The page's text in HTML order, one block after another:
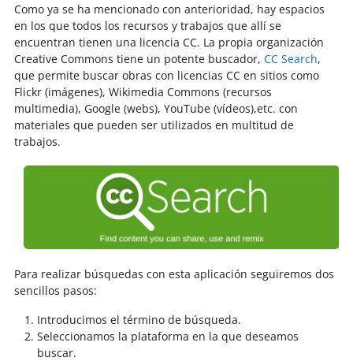
Como ya se ha mencionado con anterioridad, hay espacios
en los que todos los recursos y trabajos que allí se
encuentran tienen una licencia CC. La propia organización
Creative Commons tiene un potente buscador, CC Search,
que permite buscar obras con licencias CC en sitios como
Flickr (imágenes), Wikimedia Commons (recursos
multimedia), Google (webs), YouTube (vídeos),etc. con
materiales que pueden ser utilizados en multitud de
trabajos.
Para realizar búsquedas con esta aplicación seguiremos dos
sencillos pasos:
Introducimos el término de búsqueda.
Seleccionamos la plataforma en la que deseamos
buscar.